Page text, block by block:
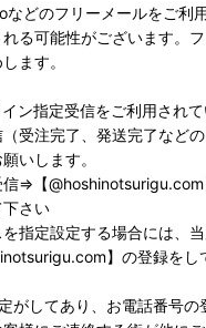
どのフリーメールをご利
る可能性がございます。
ます。
ン指定受信をご利用され
受注完了、発送完了など
いします。
信⇒【@hoshinotsurigu.com
さい
を指定設定する場合には、
】の登録をし
がしてあり、お電話番号の